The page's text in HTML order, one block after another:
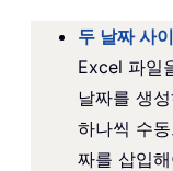
두 날짜 사
Excel 파일
날짜를 생
하나씩 수
짜를 삽입